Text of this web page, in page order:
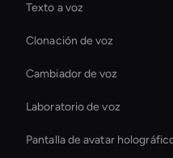
Texto a voz
Clonación de voz
Cambiador de voz
Laboratorio de voz
Pantalla de avatar